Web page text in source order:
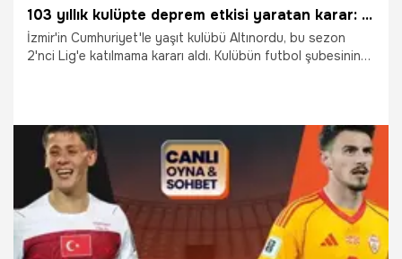
103 yıllık kulüpte deprem etkisi yaratan karar: Lige katılmayacağız
İzmir'in Cumhuriyet'le yaşıt kulübü Altınordu, bu sezon
2'nci Lig'e katılmama kararı aldı. Kulübün futbol şubesinin
1.07.2026 İzmir